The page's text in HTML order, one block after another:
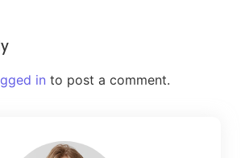
in to post a comment.